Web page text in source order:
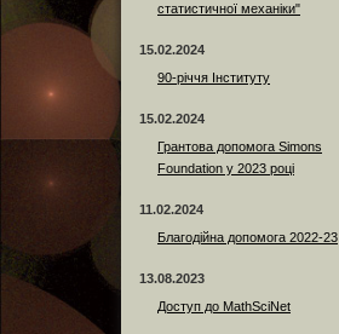
статистичної механіки"
15.02.2024
90-річчя Інституту
15.02.2024
Грантова допомога Simons
Foundation у 2023 році
11.02.2024
Благодійна допомога 2022-23
13.08.2023
Доступ до MathSciNet